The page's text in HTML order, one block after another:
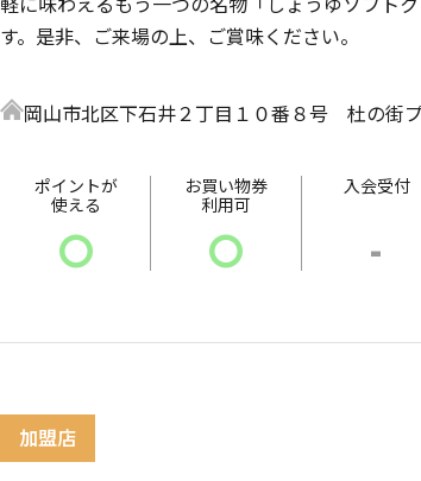
す。是非、ご来場の上、ご賞味ください。
岡山市北区下石井２丁目１０番８号 杜の街
ポイントが
使える
〇
お買い物券
利用可
〇
入会受付
-